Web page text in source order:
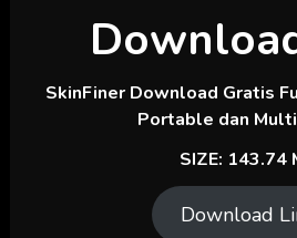
SkinFiner Download Gratis
Portable dan
SIZE: 143.74
Download